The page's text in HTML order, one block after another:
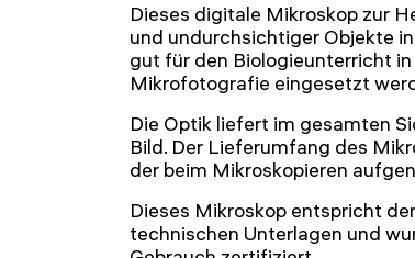
Dieses digitale Mikroskop zur
und undurchsichtiger Objekte
gut für den Biologieunterricht
Mikrofotografie eingesetzt
Die Optik liefert im gesamten
Bild. Der Lieferumfang des
der beim Mikroskopieren
Dieses Mikroskop entspricht
technischen Unterlagen und